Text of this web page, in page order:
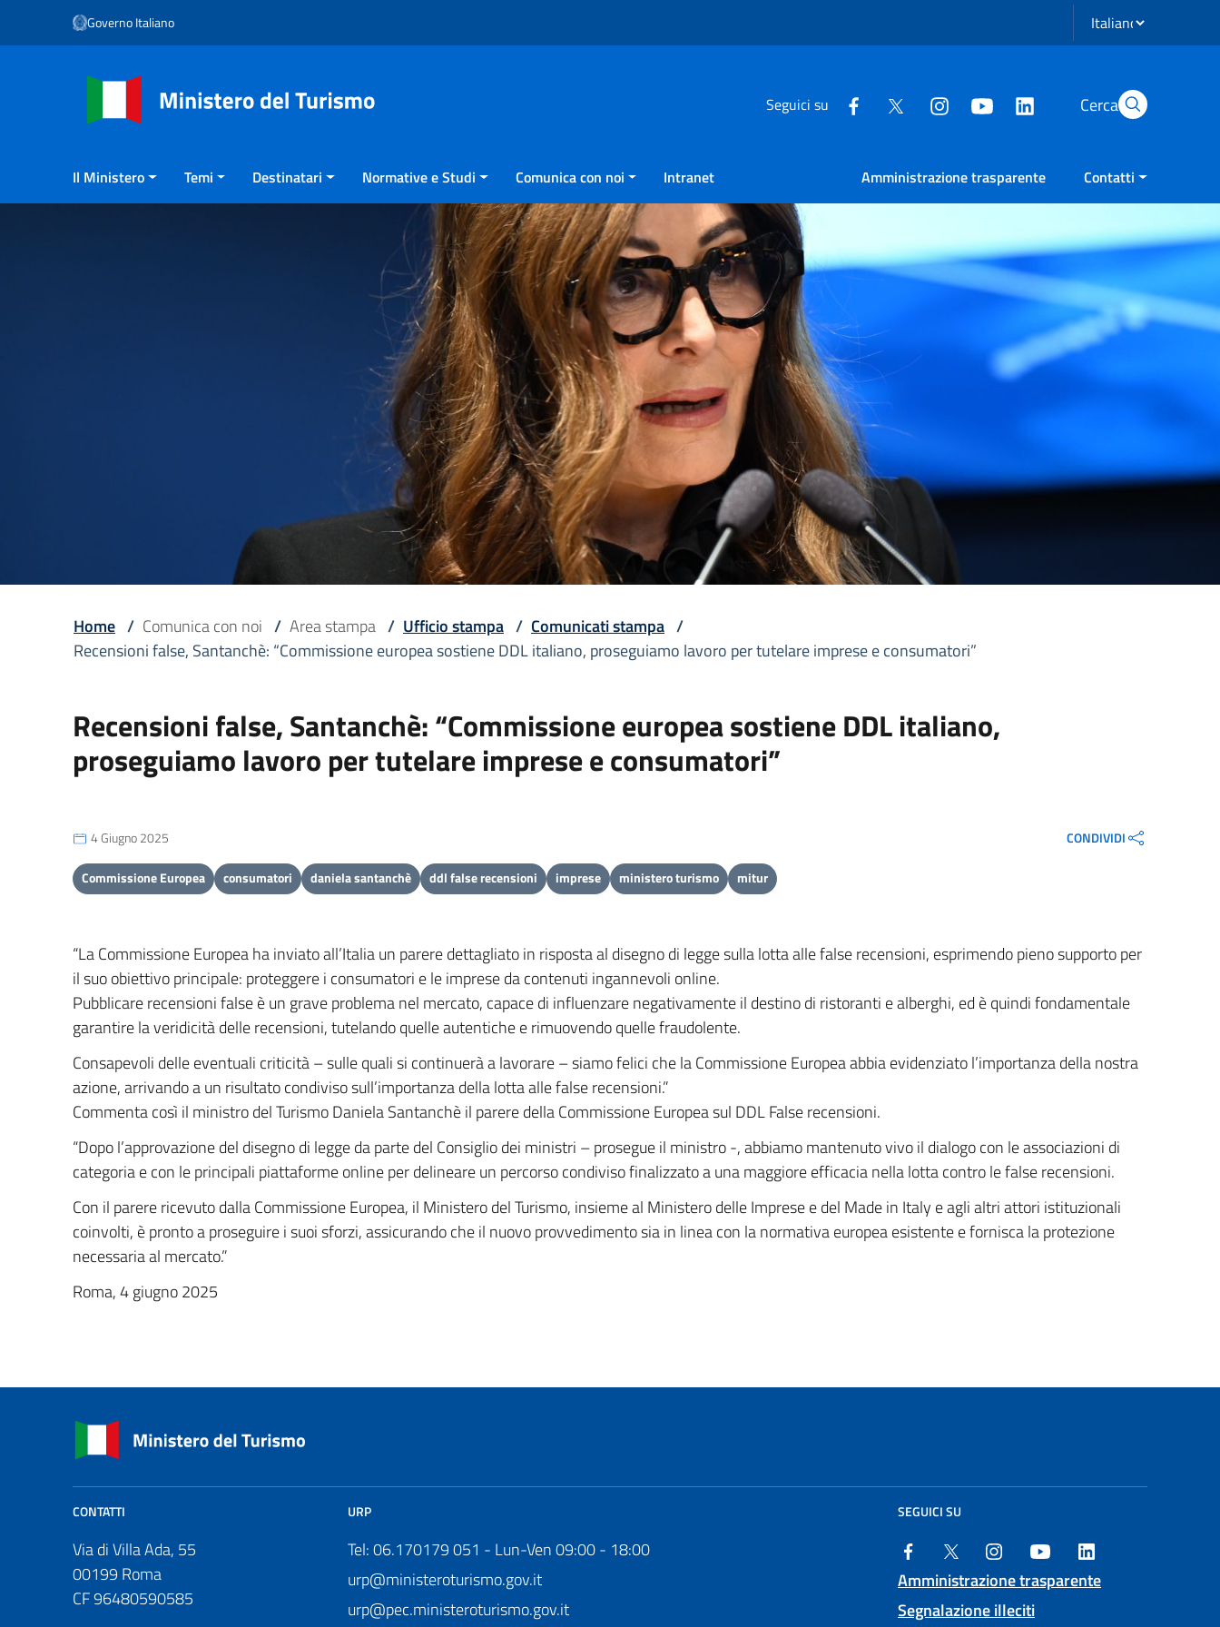
Vai ai contenuti
Vai al menu di navigazione
Governo Italiano Seleziona lingua
Seguici su Cerca
Il Ministero Temi Destinatari Normative e Studi Comunica con noi Intranet Amministrazione trasparente Contatti
Home / Comunica con noi / Area stampa / Ufficio stampa / Comunicati stampa /
Recensioni false, Santanchè: “Commissione europea sostiene DDL italiano, proseguiamo lavoro per tutelare imprese e consumatori”
Recensioni false, Santanchè: “Commissione europea sostiene DDL italiano,
proseguiamo lavoro per tutelare imprese e consumatori”
4 Giugno 2025 CONDIVIDI
Commissione Europea consumatori daniela santanchè ddl false recensioni imprese ministero turismo mitur
“La Commissione Europea ha inviato all’Italia un parere dettagliato in risposta al disegno di legge sulla lotta alle false recensioni, esprimendo pieno supporto per
il suo obiettivo principale: proteggere i consumatori e le imprese da contenuti ingannevoli online.
Pubblicare recensioni false è un grave problema nel mercato, capace di influenzare negativamente il destino di ristoranti e alberghi, ed è quindi fondamentale
garantire la veridicità delle recensioni, tutelando quelle autentiche e rimuovendo quelle fraudolente.
Consapevoli delle eventuali criticità – sulle quali si continuerà a lavorare – siamo felici che la Commissione Europea abbia evidenziato l’importanza della nostra
azione, arrivando a un risultato condiviso sull’importanza della lotta alle false recensioni.”
Commenta così il ministro del Turismo Daniela Santanchè il parere della Commissione Europea sul DDL False recensioni.
“Dopo l’approvazione del disegno di legge da parte del Consiglio dei ministri – prosegue il ministro -, abbiamo mantenuto vivo il dialogo con le associazioni di
categoria e con le principali piattaforme online per delineare un percorso condiviso finalizzato a una maggiore efficacia nella lotta contro le false recensioni.
Con il parere ricevuto dalla Commissione Europea, il Ministero del Turismo, insieme al Ministero delle Imprese e del Made in Italy e agli altri attori istituzionali
coinvolti, è pronto a proseguire i suoi sforzi, assicurando che il nuovo provvedimento sia in linea con la normativa europea esistente e fornisca la protezione
necessaria al mercato.”
Roma, 4 giugno 2025
CONTATTI
Via di Villa Ada, 55
00199 Roma
CF 96480590585
URP
Tel: 06.170179 051 - Lun-Ven 09:00 - 18:00
urp@ministeroturismo.gov.it
urp@pec.ministeroturismo.gov.it
SEGUICI SU
Amministrazione trasparente
Segnalazione illeciti